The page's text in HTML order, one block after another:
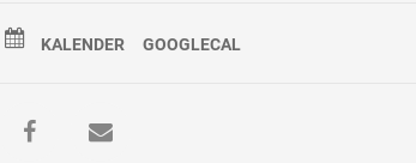
KALENDER GOOGLECAL